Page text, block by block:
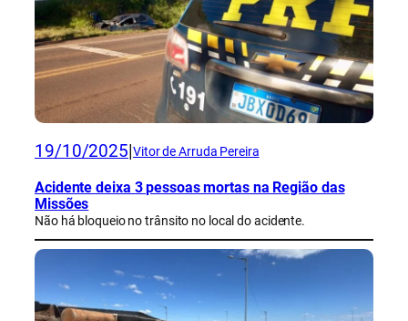
19/10/2025 Vitor de Arruda Pereira
Acidente deixa 3 pessoas mortas na Região das
Missões
Não há bloqueio no trânsito no local do acidente.